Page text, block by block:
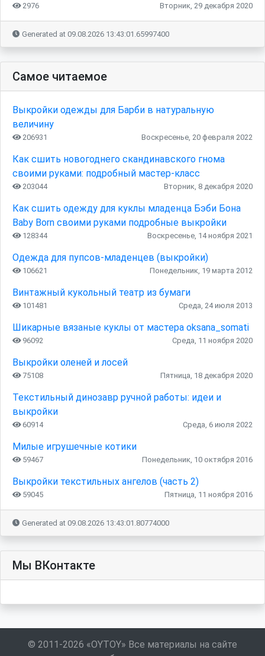
2976 Вторник, 29 декабря 2020
Generated at 09.08.2026 13:43:01.65997400
Самое читаемое
Выкройки одежды для Барби в натуральную
величину
206931 Воскресенье, 20 февраля 2022
Как сшить новогоднего скандинавского гнома
своими руками: подробный мастер-класс
203044 Вторник, 8 декабря 2020
Как сшить одежду для куклы младенца Бэби Бона
Baby Born своими руками подробные выкройки
128344 Воскресенье, 14 ноября 2021
Одежда для пупсов-младенцев (выкройки)
106621 Понедельник, 19 марта 2012
Винтажный кукольный театр из бумаги
101481 Среда, 24 июля 2013
Шикарные вязаные куклы от мастера oksana_somati
96092 Среда, 11 ноября 2020
Выкройки оленей и лосей
75108 Пятница, 18 декабря 2020
Текстильный динозавр ручной работы: идеи и
выкройки
60914 Среда, 6 июля 2022
Милые игрушечные котики
59467 Понедельник, 10 октября 2016
Выкройки текстильных ангелов (часть 2)
59045 Пятница, 11 ноября 2016
Generated at 09.08.2026 13:43:01.80774000
Мы ВКонтакте
© 2011-2026 «OYTOY» Все материалы на сайте